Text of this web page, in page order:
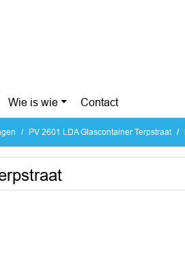
Wie is wie Contact
PV 2601 LDA Glascontainer Terpstraat